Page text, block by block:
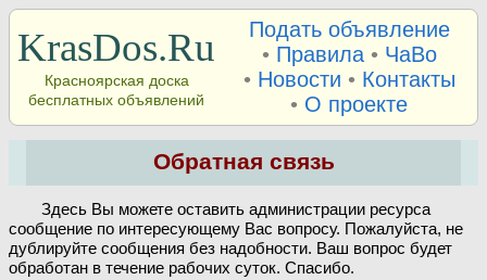
KrasDos.Ru
Красноярская доска
бесплатных объявлений
Подать объявление
• Правила• ЧаВо
• Новости • Контакты
• О проекте
Обратная связь
Здесь Вы можете оставить администрации ресурса
сообщение по интересующему Вас вопросу. Пожалуйста, не
дублируйте сообщения без надобности. Ваш вопрос будет
обработан в течение рабочих суток. Спасибо.